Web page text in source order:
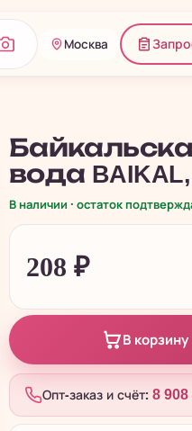
Москва
вода
В наличии · остаток
208 ₽
В корзину
Опт-заказ и счёт: 8 908